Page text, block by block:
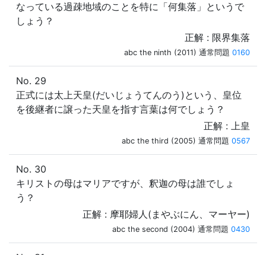
なっている過疎地域のことを特に「何集落」というで
しょう？
正解 : 限界集落
abc the ninth (2011) 通常問題 0160
No. 29
正式には太上天皇(だいじょうてんのう)という、皇位
を後継者に譲った天皇を指す言葉は何でしょう？
正解 : 上皇
abc the third (2005) 通常問題 0567
No. 30
キリストの母はマリアですが、釈迦の母は誰でしょ
う？
正解 : 摩耶婦人(まやぶにん、マーヤー)
abc the second (2004) 通常問題 0430